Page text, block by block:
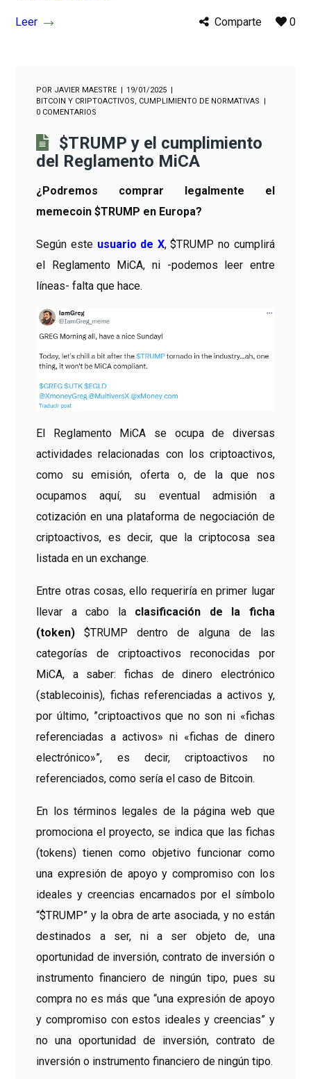
Leer Comparte 0
POR JAVIER MAESTRE
19/01/2025
BITCOIN Y CRIPTOACTIVOS, CUMPLIMIENTO DE NORMATIVAS
0 COMENTARIOS
$TRUMP y el cumplimiento
del Reglamento MiCA
¿Podremos comprar legalmente el
memecoin $TRUMP en Europa?
Según este usuario de X, $TRUMP no cumplirá
el Reglamento MiCA, ni -podemos leer entre
líneas- falta que hace.
El Reglamento MiCA se ocupa de diversas
actividades relacionadas con los criptoactivos,
como su emisión, oferta o, de la que nos
ocupamos aquí, su eventual admisión a
cotización en una plataforma de negociación de
criptoactivos, es decir, que la criptocosa sea
listada en un exchange.
Entre otras cosas, ello requeriría en primer lugar
llevar a cabo la clasificación de la ficha
(token) $TRUMP dentro de alguna de las
categorías de criptoactivos reconocidas por
MiCA, a saber: fichas de dinero electrónico
(stablecoinis), fichas referenciadas a activos y,
por último, ”criptoactivos que no son ni «fichas
referenciadas a activos» ni «fichas de dinero
electrónico»”, es decir, criptoactivos no
referenciados, como sería el caso de Bitcoin.
En los términos legales de la página web que
promociona el proyecto, se indica que las fichas
(tokens) tienen como objetivo funcionar como
una expresión de apoyo y compromiso con los
ideales y creencias encarnados por el símbolo
“$TRUMP” y la obra de arte asociada, y no están
destinados a ser, ni a ser objeto de, una
oportunidad de inversión, contrato de inversión o
instrumento financiero de ningún tipo, pues su
compra no es más que “una expresión de apoyo
y compromiso con estos ideales y creencias” y
no una oportunidad de inversión, contrato de
inversión o instrumento financiero de ningún tipo.